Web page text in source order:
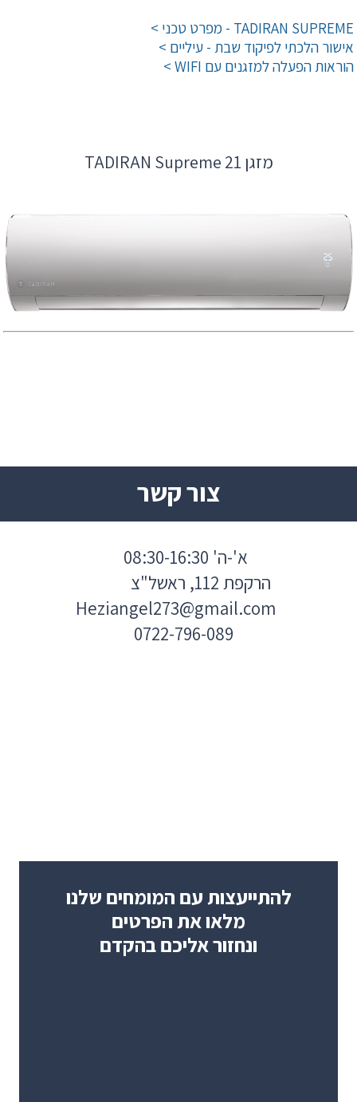
TADIRAN SUPREME - מפרט טכני >
אישור הלכתי לפיקוד שבת - עיליים >
הוראות הפעלה למזגנים עם WIFI >
מזגן TADIRAN Supreme 21
להתייעצות עם המומחים שלנו
מלאו את הפרטים
ונחזור אליכם בהקדם
0722-796-089
Heziangel273@gmail.com
הרקפת 112, ראשל"צ
א'-ה' 08:30-16:30
צור קשר